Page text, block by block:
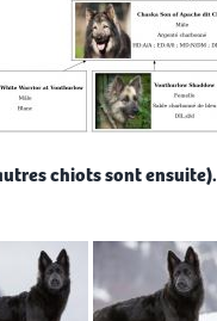
chiots sont ensuite).